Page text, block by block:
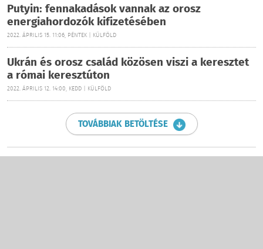
Putyin: fennakadások vannak az orosz
energiahordozók kifizetésében
2022. ÁPRILIS 15. 11:06, PÉNTEK | KÜLFÖLD
Ukrán és orosz család közösen viszi a keresztet
a római keresztúton
2022. ÁPRILIS 12. 14:00, KEDD | KÜLFÖLD
TOVÁBBIAK BETÖLTÉSE